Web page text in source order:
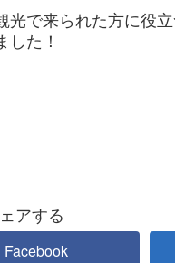
光で来られた方に役
た！
アする
Facebook